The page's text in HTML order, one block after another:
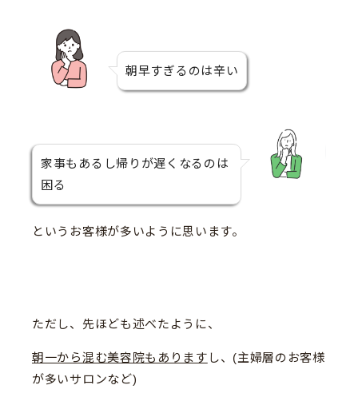
朝早すぎるのは辛い
家事もあるし帰りが遅くなるのは
困る
というお客様が多いように思います。
ただし、先ほども述べたように、
朝一から混む美容院もあります し、(主婦層のお客様
が多いサロンなど)